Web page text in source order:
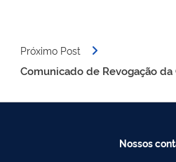
Próximo Post
Comunicado de Revogação
Nossos